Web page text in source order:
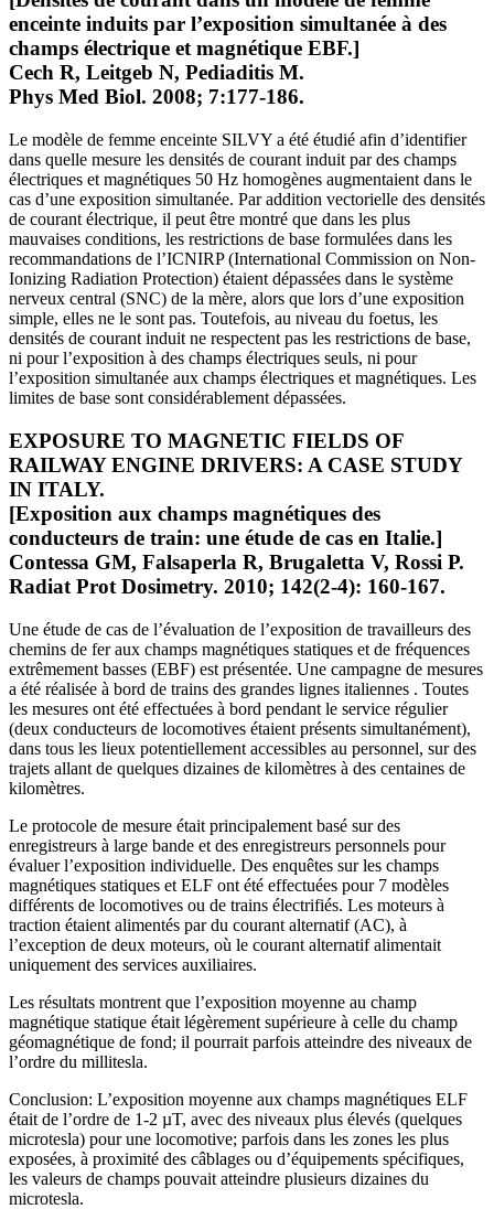
enceinte induits par l’exposition simultanée à des
champs électrique et magnétique EBF.]
Cech R, Leitgeb N, Pediaditis M.
Phys Med Biol. 2008; 7:177-186.
Le modèle de femme enceinte SILVY a été étudié afin d’identifier
dans quelle mesure les densités de courant induit par des champs
électriques et magnétiques 50 Hz homogènes augmentaient dans le
cas d’une exposition simultanée. Par addition vectorielle des densités
de courant électrique, il peut être montré que dans les plus
mauvaises conditions, les restrictions de base formulées dans les
recommandations de l’ICNIRP (International Commission on Non-
Ionizing Radiation Protection) étaient dépassées dans le système
nerveux central (SNC) de la mère, alors que lors d’une exposition
simple, elles ne le sont pas. Toutefois, au niveau du foetus, les
densités de courant induit ne respectent pas les restrictions de base,
ni pour l’exposition à des champs électriques seuls, ni pour
l’exposition simultanée aux champs électriques et magnétiques. Les
limites de base sont considérablement dépassées.
EXPOSURE TO MAGNETIC FIELDS OF
RAILWAY ENGINE DRIVERS: A CASE STUDY
IN ITALY.
[Exposition aux champs magnétiques des
conducteurs de train: une étude de cas en Italie.]
Contessa GM, Falsaperla R, Brugaletta V, Rossi P.
Radiat Prot Dosimetry. 2010; 142(2-4): 160-167.
Une étude de cas de l’évaluation de l’exposition de travailleurs des
chemins de fer aux champs magnétiques statiques et de fréquences
extrêmement basses (EBF) est présentée. Une campagne de mesures
a été réalisée à bord de trains des grandes lignes italiennes . Toutes
les mesures ont été effectuées à bord pendant le service régulier
(deux conducteurs de locomotives étaient présents simultanément),
dans tous les lieux potentiellement accessibles au personnel, sur des
trajets allant de quelques dizaines de kilomètres à des centaines de
kilomètres.
Le protocole de mesure était principalement basé sur des
enregistreurs à large bande et des enregistreurs personnels pour
évaluer l’exposition individuelle. Des enquêtes sur les champs
magnétiques statiques et ELF ont été effectuées pour 7 modèles
différents de locomotives ou de trains électrifiés. Les moteurs à
traction étaient alimentés par du courant alternatif (AC), à
l’exception de deux moteurs, où le courant alternatif alimentait
uniquement des services auxiliaires.
Les résultats montrent que l’exposition moyenne au champ
magnétique statique était légèrement supérieure à celle du champ
géomagnétique de fond; il pourrait parfois atteindre des niveaux de
l’ordre du millitesla.
Conclusion: L’exposition moyenne aux champs magnétiques ELF
était de l’ordre de 1-2 µT, avec des niveaux plus élevés (quelques
microtesla) pour une locomotive; parfois dans les zones les plus
exposées, à proximité des câblages ou d’équipements spécifiques,
les valeurs de champs pouvait atteindre plusieurs dizaines du
microtesla.